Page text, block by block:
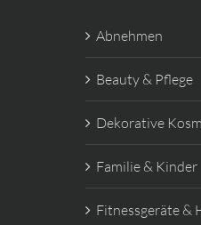
Abnehmen
Beauty & Pflege
Dekorative
Familie & Kinder
Fitnessgeräte &